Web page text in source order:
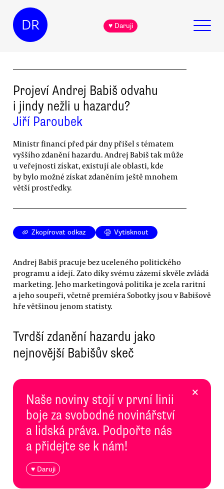
DR ♥ Daruji
Projeví Andrej Babiš odvahu
i jindy nežli u hazardu?
Jiří Paroubek
Ministr financí před pár dny přišel s tématem
vyššího zdanění hazardu. Andrej Babiš tak může
u veřejnosti získat, existují ale oblasti, kde
by bylo možné získat zdaněním ještě mnohem
větší prostředky.
Zkopírovat odkaz Vytisknout
Andrej Babiš pracuje bez uceleného politického
programu a idejí. Zato díky svému zázemí skvěle zvládá
marketing. Jeho marketingová politika je zcela raritní
a jeho soupeři, včetně premiéra Sobotky jsou v Babišově
hře většinou jenom statisty.
Tvrdší zdanění hazardu jako
nejnovější Babišův skeč
Naše noviny stojí v první linii
boje za svobodné novinářství
a lidská práva. Podpořte nás
a přidejte se k nám!
♥ Daruji
×